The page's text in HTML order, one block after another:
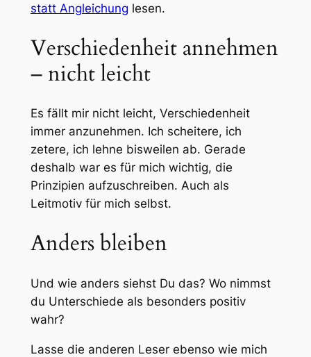
statt Angleichung lesen.
Verschiedenheit annehmen
– nicht leicht
Es fällt mir nicht leicht, Verschiedenheit
immer anzunehmen. Ich scheitere, ich
zetere, ich lehne bisweilen ab. Gerade
deshalb war es für mich wichtig, die
Prinzipien aufzuschreiben. Auch als
Leitmotiv für mich selbst.
Anders bleiben
Und wie anders siehst Du das? Wo nimmst
du Unterschiede als besonders positiv
wahr?
Lasse die anderen Leser ebenso wie mich